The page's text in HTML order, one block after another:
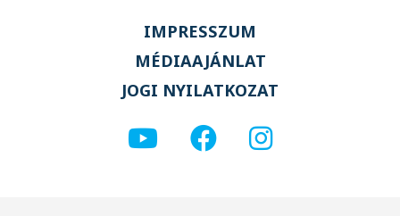
IMPRESSZUM
MÉDIAAJÁNLAT
JOGI NYILATKOZAT